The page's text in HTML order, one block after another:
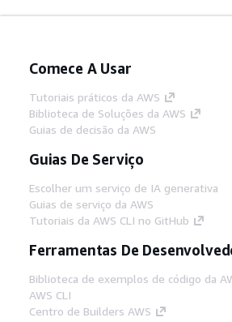
Comece A Usar
Tutoriais práticos da AWS
Biblioteca de Soluções da AWS
Guias de decisão da AWS
Guias De Serviço
Escolher um serviço de IA generativa
Guias de serviço da AWS
Tutoriais da AWS CLI no GitHub
Ferramentas De
Biblioteca de exemplos de código da
AWS CLI
Centro de Builders AWS